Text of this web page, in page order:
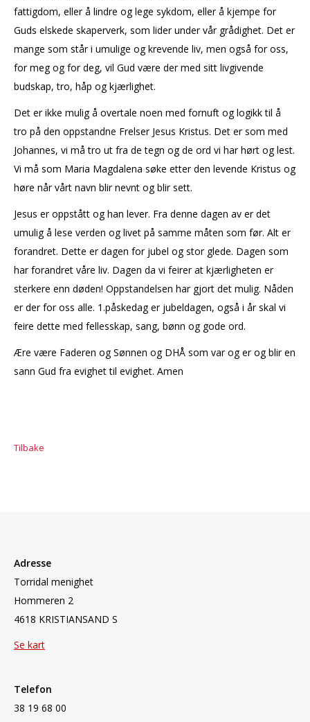
fattigdom, eller å lindre og lege sykdom, eller å kjempe for
Guds elskede skaperverk, som lider under vår grådighet. Det er
mange som står i umulige og krevende liv, men også for oss,
for meg og for deg, vil Gud være der med sitt livgivende
budskap, tro, håp og kjærlighet.
Det er ikke mulig å overtale noen med fornuft og logikk til å
tro på den oppstandne Frelser Jesus Kristus. Det er som med
Johannes, vi må tro ut fra de tegn og de ord vi har hørt og lest.
Vi må som Maria Magdalena søke etter den levende Kristus og
høre når vårt navn blir nevnt og blir sett.
Jesus er oppstått og han lever. Fra denne dagen av er det
umulig å lese verden og livet på samme måten som før. Alt er
forandret. Dette er dagen for jubel og stor glede. Dagen som
har forandret våre liv. Dagen da vi feirer at kjærligheten er
sterkere enn døden! Oppstandelsen har gjort det mulig. Nåden
er der for oss alle. 1.påskedag er jubeldagen, også i år skal vi
feire dette med fellesskap, sang, bønn og gode ord.
Ære være Faderen og Sønnen og DHÅ som var og er og blir en
sann Gud fra evighet til evighet. Amen
Tilbake
Adresse
Torridal menighet
Hommeren 2
4618 KRISTIANSAND S
Se kart
Telefon
38 19 68 00